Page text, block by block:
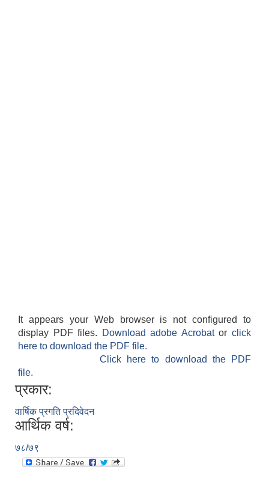
It appears your Web browser is not configured to
display PDF files.
Download adobe Acrobatorclick
here to download the PDF file.
Click here to download the PDF
file.
प्रकार:
वार्षिक प्रगति प्रदिवेदन
आर्थिक वर्ष:
७८/७९